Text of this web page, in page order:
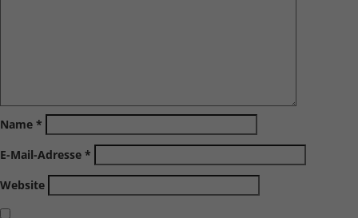
Name *
E-Mail-Adresse *
Website